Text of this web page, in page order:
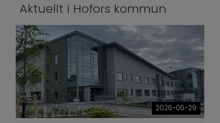
Aktuellt i Hofors kommun
2026-06-29